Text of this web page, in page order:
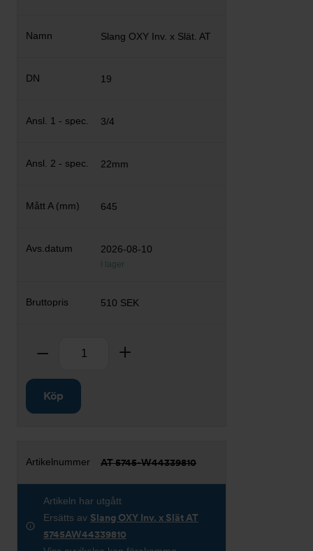
Slang OXY Inv. x Slät. AT
19
3/4
22mm
645
2026-08-10
I lager
510 SEK
Ta bort
Köp
AT 5745-W44339810
Artikeln har utgått
Ersätts av Slang OXY Inv. x Slät AT
5745AW44339810